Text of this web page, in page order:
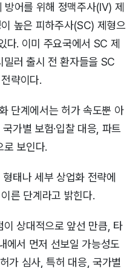
어를 위해 정맥주사(IV) 제
높은 피하주사(SC) 제형으
다. 이미 주요국에서 SC 제
러 출시 전 환자들을 SC
략이다.
단계에서는 허가 속도뿐 아
가별 보험·입찰 대응, 파트
로 보인다.
태나 세부 상업화 전략에
른 단계라고 밝힌다.
상대적으로 앞선 만큼, 타
에서 먼저 선보일 가능성도
가 심사, 특허 대응, 국가별